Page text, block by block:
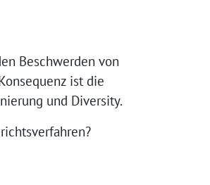
Beschwerden von
ist die
und Diversity.